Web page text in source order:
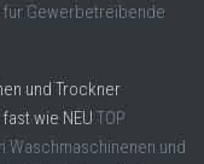
für Gewerbetreibende
und Trockner
wie NEU TOP
Waschmaschinenen und